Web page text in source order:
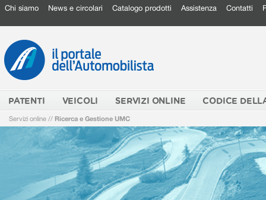
Chi siamo News e circolari Catalogo prodotti Assistenza Contatti
PATENTI VEICOLI SERVIZI ONLINE CODICE
Servizi online // Ricerca e Gestione UMC